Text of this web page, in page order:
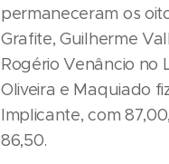
permaneceram os
Grafite, Guilherme
Rogério Venâncio no
Oliveira e Maquiado
Implicante, com
86,50.